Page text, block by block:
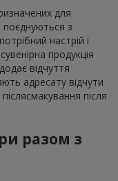
для
поєднуються з
настрій і
продукція
відчуття
адресату відчути
після
разом з